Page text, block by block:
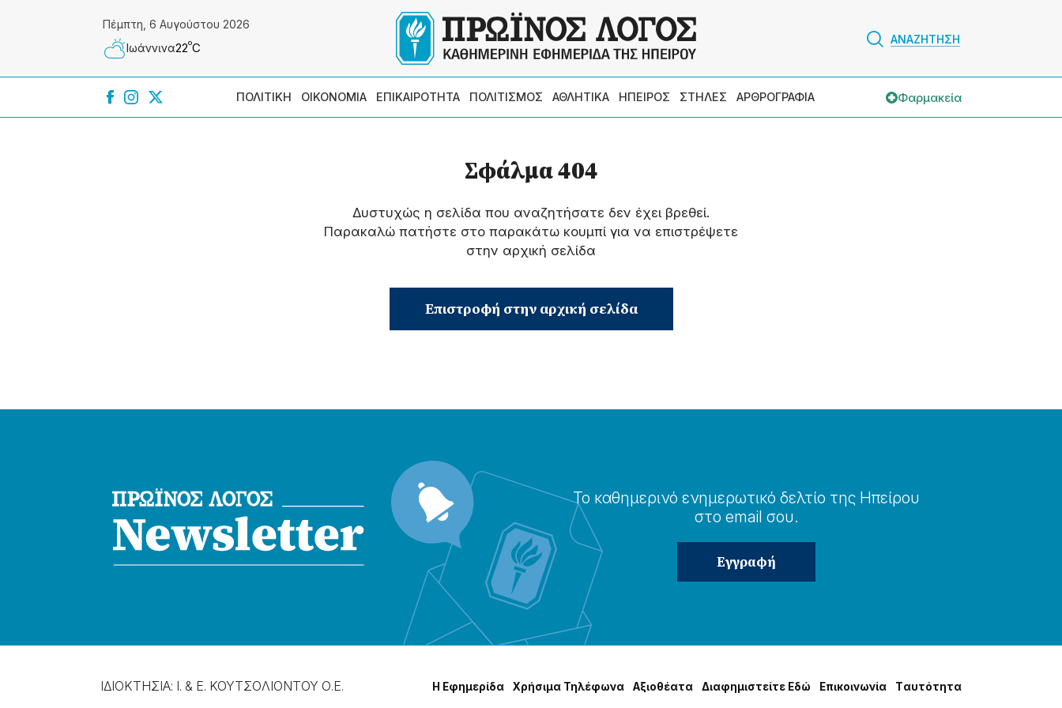
Πέμπτη, 6 Αυγούστου 2026
Ιωάννɩνα22ºC
ΑΝΑΖΗΤΗΣΗ
ΠΟΛΙΤΙΚΗ ΟΙΚΟΝΟΜΙΑ ΕΠΙΚΑΙΡΟΤΗΤΑ ΠΟΛΙΤΙΣΜΟΣ ΑΘΛΗΤΙΚΑ ΗΠΕΙΡΟΣ ΣΤΗΛΕΣ ΑΡΘΡΟΓΡΑΦΙΑ Φαρμακεία
Σφάλμα 404
Δυστυχώς η σελίδα που αναζητήσατε δεν έχει βρεθεί.
Παρακαλώ πατήστε στο παρακάτω κουμπί για να επιστρέψετε
στην αρχική σελίδα
Επιστροφή στην αρχική σελίδα
Το καθημερɩνό ενημερωτɩκό δελτίο της Ηπείρου
στο email σου.
ΙΔΙΟΚΤΗΣΙΑ: Ι. & Ε. ΚΟΥΤΣΟΛΙΟΝΤΟΥ Ο.Ε. Η Εφημερίδα Χρήσɩμα Τηλέφωνα Αξɩοθέατα Δɩαφημɩστείτε Εδώ Επɩκοɩνωνία Tαυτότητα